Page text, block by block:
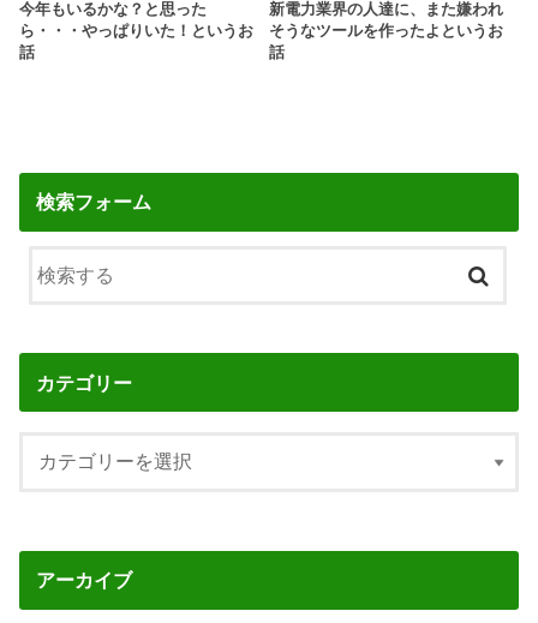
今年もいるかな？と思った
ら・・・やっぱりいた！というお
話
新電力業界の人達に、また嫌われ
そうなツールを作ったよというお
話
検索フォーム
カテゴリー
アーカイブ